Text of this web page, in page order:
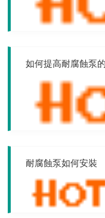
如何提高耐腐蝕泵
耐腐蝕泵如何安裝